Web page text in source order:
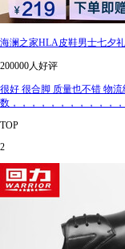
海澜之家HLA皮鞋男士七夕
200000人好评
很好 很合脚 质量也不错 物
数，，，，，，，，，，，
TOP
2